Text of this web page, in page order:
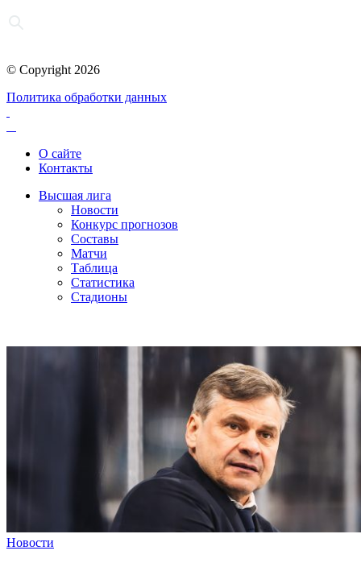
© Copyright 2026
Политика обработки данных
О сайте
Контакты
Высшая лига
Новости
Конкурс прогнозов
Составы
Матчи
Таблица
Статистика
Стадионы
Новости